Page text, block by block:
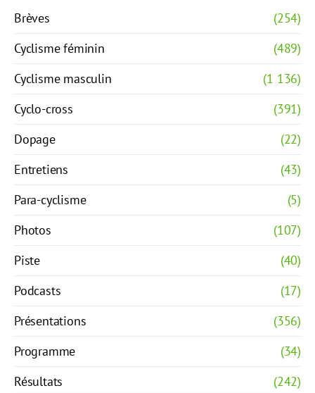
Brèves
(254)
Cyclisme féminin
(489)
Cyclisme masculin
(1 136)
Cyclo-cross
(391)
Dopage
(22)
Entretiens
(43)
Para-cyclisme
(5)
Photos
(107)
Piste
(40)
Podcasts
(17)
Présentations
(356)
Programme
(34)
Résultats
(242)